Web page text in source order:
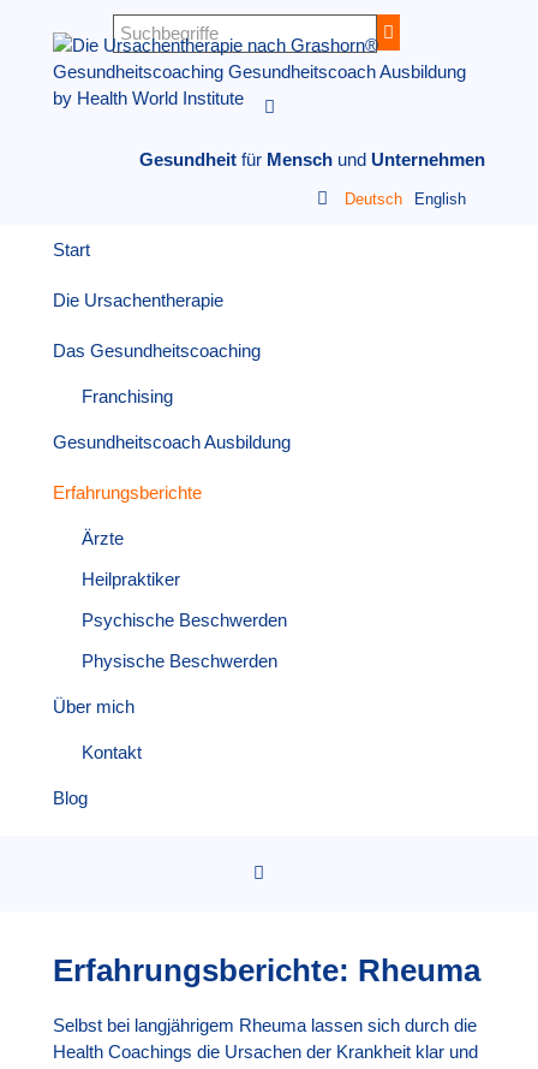

Gesundheit für Mensch und Unternehmen
 Deutsch English
Start
Die Ursachentherapie
Das Gesundheitscoaching
Franchising
Gesundheitscoach Ausbildung
Erfahrungsberichte
Ärzte
Heilpraktiker
Psychische Beschwerden
Physische Beschwerden
Über mich
Kontakt
Blog

Erfahrungsberichte: Rheuma
Selbst bei langjährigem Rheuma lassen sich durch die
Health Coachings die Ursachen der Krankheit klar und